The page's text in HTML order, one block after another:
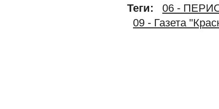
Теги:
06 -
09 - Газета